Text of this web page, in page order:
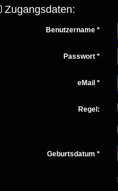
Zugangsdaten:
Benutzername *
Passwort *
eMail *
Regel:
Geburtsdatum *